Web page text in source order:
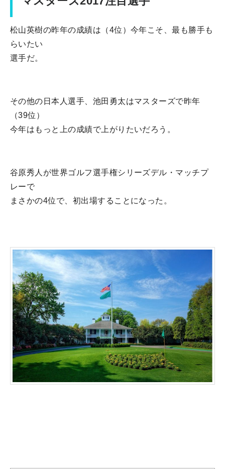
松山英樹の昨年の成績は（4位）今年こそ、最も勝手も
らいたい
選手だ。
その他の日本人選手、池田勇太はマスターズで昨年
（39位）
今年はもっと上の成績で上がりたいだろう。
谷原秀人が世界ゴルフ選手権シリーズデル・マッチプ
レーで
まさかの4位で、初出場することになった。